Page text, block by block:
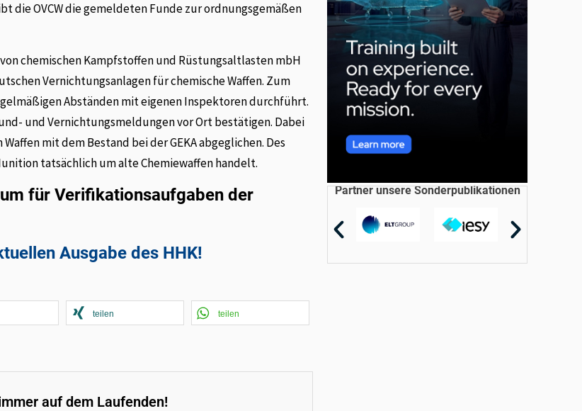
die OVCW die gemeldeten Funde zur ordnungsgemäßen
chemischen Kampfstoffen und Rüstungsaltlasten mbH
Vernichtungsanlagen für chemische Waffen. Zum
Abständen mit eigenen Inspektoren durchführt.
und Vernichtungsmeldungen vor Ort bestätigen. Dabei
mit dem Bestand bei der GEKA abgeglichen. Des
tatsächlich um alte Chemiewaffen handelt.
für Verifikationsaufgaben der
Ausgabe des HHK!
teilen teilen
auf dem Laufenden!
Partner unsere Sonderpublikationen